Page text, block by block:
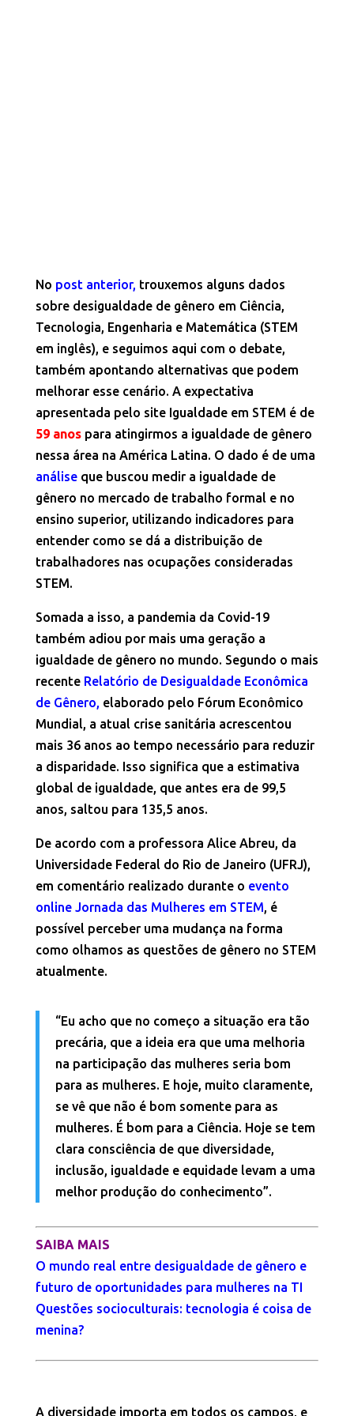
No post anterior, trouxemos alguns dados
sobre desigualdade de gênero em Ciência,
Tecnologia, Engenharia e Matemática (STEM
em inglês), e seguimos aqui com o debate,
também apontando alternativas que podem
melhorar esse cenário. A expectativa
apresentada pelo site Igualdade em STEM é de
59 anospara atingirmos a igualdade de gênero
nessa área na América Latina. O dado é de uma
análiseque buscou medir a igualdade de
gênero no mercado de trabalho formal e no
ensino superior, utilizando indicadores para
entender como se dá a distribuição de
trabalhadores nas ocupações consideradas
STEM.
Somada a isso, a pandemia da Covid-19
também adiou por mais uma geração a
igualdade de gênero no mundo. Segundo o mais
recente Relatório de Desigualdade Econômica
de Gênero elaborado pelo Fórum Econômico
Mundial, a atual crise sanitária acrescentou
mais 36 anos ao tempo necessário para reduzir
a disparidade. Isso significa que a estimativa
global de igualdade, que antes era de 99,5
anos, saltou para 135,5 anos.
De acordo com a professora Alice Abreu, da
Universidade Federal do Rio de Janeiro (UFRJ),
em comentário realizado durante o evento
online Jornada das Mulheres em STEM , é
possível perceber uma mudança na forma
como olhamos as questões de gênero no STEM
atualmente.
“Eu acho que no começo a situação era tão
precária, que a ideia era que uma melhoria
na participação das mulheres seria bom
para as mulheres. E hoje, muito claramente,
se vê que não é bom somente para as
mulheres. É bom para a Ciência. Hoje se tem
clara consciência de que diversidade,
inclusão, igualdade e equidade levam a uma
melhor produção do conhecimento”.
SAIBA MAIS
O mundo real entre desigualdade de gênero e
futuro de oportunidades para mulheres na TI
Questões socioculturais: tecnologia é coisa de
menina?
A diversidade importa em todos os campos, e